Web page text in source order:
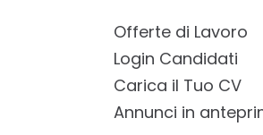
Offerte di Lavoro
Login Candidati
Carica il Tuo CV
Annunci in